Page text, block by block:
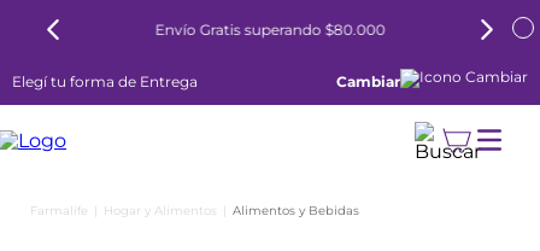
Envío Gratis superando $80.000
Elegí tu forma de Entrega Cambiar
Hogar y Alimentos Alimentos y Bebidas